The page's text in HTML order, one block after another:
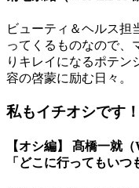
ビューティ＆ヘルス担
ってくるものなので、
りキレイになるポテン
容の啓蒙に励む日々。
私もイチオシです！
【オシ編】 髙橋一就
「どこに行ってもいつ